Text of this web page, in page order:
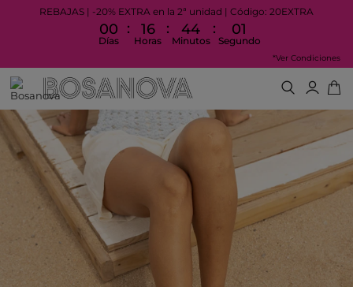
REBAJAS | -20% EXTRA en la 2ª unidad | Código: 20EXTRA
00
Días
16
Horas
44
Minutos
00
Segundos
*Ver Condiciones